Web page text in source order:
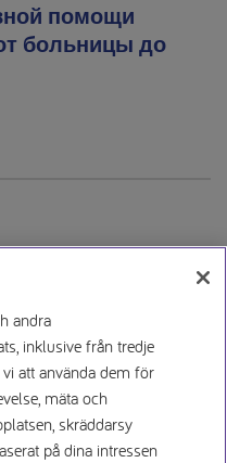
помощи
больницы до
andra
inklusive från tredje
att använda dem för
mäta och
skräddarsy
på dina intressen